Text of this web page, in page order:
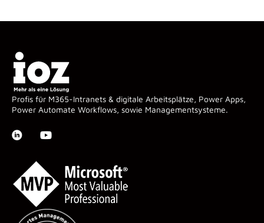
Profis für M365-Intranets & digitale Arbeitsplätze, Power Apps,
Power Automate Workflows, sowie Managementsysteme.